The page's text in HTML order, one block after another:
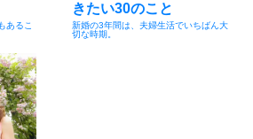
あるこ
きたい30のこと
新婚の3年間は、夫婦生活でいちばん大
切な時期。